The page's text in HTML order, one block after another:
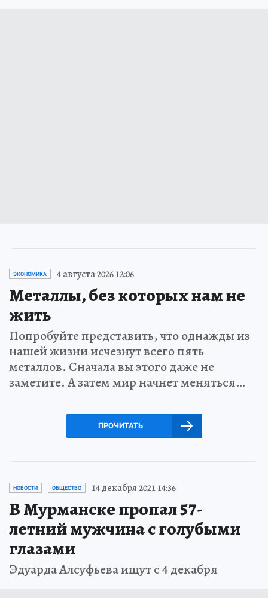
ЭКОНОМИКА 4 августа 2026 12:06
Металлы, без которых нам не
жить
Попробуйте представить, что однажды из
нашей жизни исчезнут всего пять
металлов. Сначала вы этого даже не
заметите. А затем мир начнет меняться…
ПРОЧИТАТЬ
НОВОСТИ ОБЩЕСТВО 14 декабря 2021 14:36
В Мурманске пропал 57-
летний мужчина с голубыми
глазами
Эдуарда Алсуфьева ищут с 4 декабря